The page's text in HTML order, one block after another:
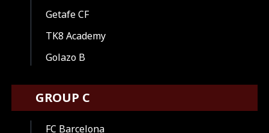
Getafe CF
TK8 Academy
Golazo B
GROUP C
FC Barcelona